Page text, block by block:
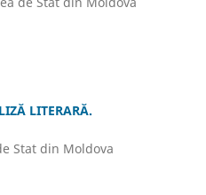
LITERARĂ.
Stat din Moldova